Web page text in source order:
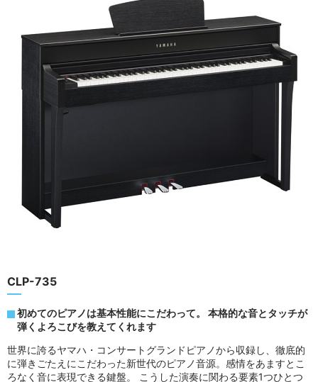
CLP-735
初めてのピアノは基本性能にこだわって。 本格的な音とタッチが
弾くよろこびを教えてくれます
世界に誇るヤマハ・コンサートグランドピアノから収録し、徹底的
に弾きごたえにこだわった新世代のピアノ音源。感情をあますとこ
ろなく音に表現できる鍵盤。 こうした演奏に関わる要素1つひとつ